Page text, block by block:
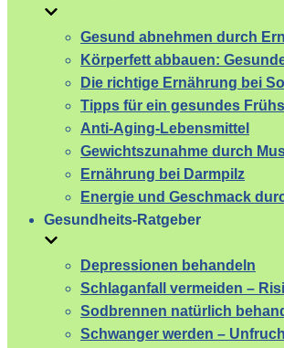
Gesund abnehmen durch
Körperfett abbauen:
Die richtige Ernährung bei
Tipps für ein gesundes
Anti-Aging-Lebensmittel
Gewichtszunahme durch
Ernährung bei Darmpilz
Energie und Geschmack
Gesundheits-Ratgeber
Depressionen behandeln
Schlaganfall vermeiden –
Sodbrennen natürlich
Schwanger werden –